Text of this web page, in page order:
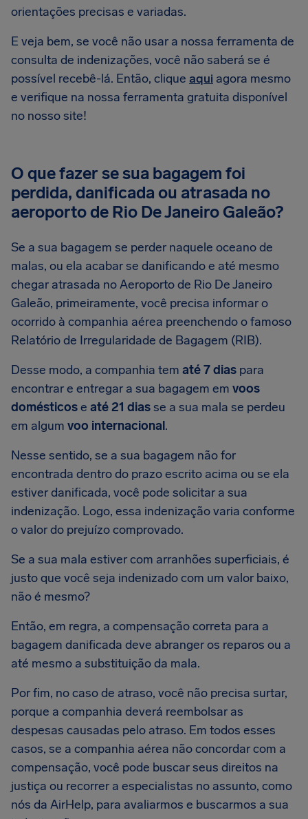
orientações precisas e variadas.
E veja bem, se você não usar a nossa ferramenta de
consulta de indenizações, você não saberá se é
possível recebê-lá. Então, clique aqui agora mesmo
e verifique na nossa ferramenta gratuita disponível
no nosso site!
O que fazer se sua bagagem foi
perdida, danificada ou atrasada no
aeroporto de Rio De Janeiro Galeão?
Se a sua bagagem se perder naquele oceano de
malas, ou ela acabar se danificando e até mesmo
chegar atrasada no Aeroporto de Rio De Janeiro
Galeão, primeiramente, você precisa informar o
ocorrido à companhia aérea preenchendo o famoso
Relatório de Irregularidade de Bagagem (RIB).
Desse modo, a companhia tem até 7 dias para
encontrar e entregar a sua bagagem em voos
domésticose até 21 diasse a sua mala se perdeu
em algum voo internacional.
Nesse sentido, se a sua bagagem não for
encontrada dentro do prazo escrito acima ou se ela
estiver danificada, você pode solicitar a sua
indenização. Logo, essa indenização varia conforme
o valor do prejuízo comprovado.
Se a sua mala estiver com arranhões superficiais, é
justo que você seja indenizado com um valor baixo,
não é mesmo?
Então, em regra, a compensação correta para a
bagagem danificada deve abranger os reparos ou a
até mesmo a substituição da mala.
Por fim, no caso de atraso, você não precisa surtar,
porque a companhia deverá reembolsar as
despesas causadas pelo atraso. Em todos esses
casos, se a companhia aérea não concordar com a
compensação, você pode buscar seus direitos na
justiça ou recorrer a especialistas no assunto, como
nós da AirHelp, para avaliarmos e buscarmos a sua